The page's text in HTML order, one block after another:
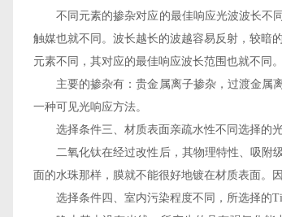
不同元素的掺杂对应的最佳响应光波波长不同
触媒也就不同。波长越长的波越容易反射，较暗
元素不同，其对应的最佳响应波长范围也就不同。
主要的掺杂有：贵金属离子掺杂，过渡金属离
一种可见光响应方法。
选择条件三、材质表面亲疏水性不同选择的光
二氧化钛在经过改性后，其物理特性、吸附级
面的水珠那样，膜就不能很好地镀在材质表面。
选择条件四、室内污染程度不同，所选择的